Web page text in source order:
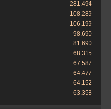
281.494
108.289
106.199
98.690
81.690
68.315
67.587
64.477
64.152
63.358